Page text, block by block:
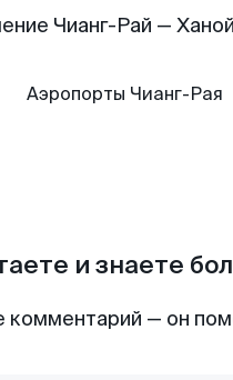
Чианг-Рай —
Аэропорты Чианг-Рая
и знаете
комментарий — он